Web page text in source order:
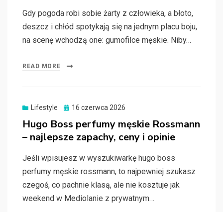
Gdy pogoda robi sobie żarty z człowieka, a błoto,
deszcz i chłód spotykają się na jednym placu boju,
na scenę wchodzą one: gumofilce męskie. Niby…
READ MORE
Lifestyle
Posted
16 czerwca 2026
Hugo Boss perfumy męskie Rossmann
– najlepsze zapachy, ceny i opinie
Jeśli wpisujesz w wyszukiwarkę hugo boss
perfumy męskie rossmann, to najpewniej szukasz
czegoś, co pachnie klasą, ale nie kosztuje jak
weekend w Mediolanie z prywatnym…